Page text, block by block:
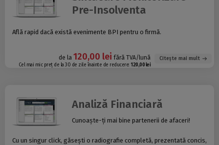
Pre-Insolventa
Află rapid dacă există evenimente BPI pentru o firmă.
de la 120,00 leifără TVA/lună
Cel mai mic preț de la 30 de zile înainte de reducere: 120,00 lei
Citește mai mult
Analiză Financiară
Cunoaște-ți mai bine partenerii de afaceri!
Cu un singur click, găsești o radiografie completă, prezentată concis,